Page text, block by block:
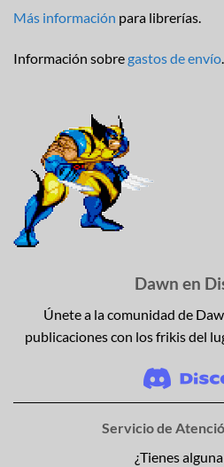
Más información para librerías.
Información sobregastos de envío.
Dawn en
Únete a la comunidad de
publicaciones con los frikis del
Servicio de
¿Tienes